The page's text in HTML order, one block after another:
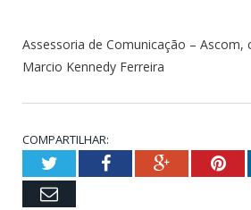
Assessoria de Comunicação –
Marcio Kennedy Ferreira
COMPARTILHAR:
TwitterFacebookGoogle+
Email